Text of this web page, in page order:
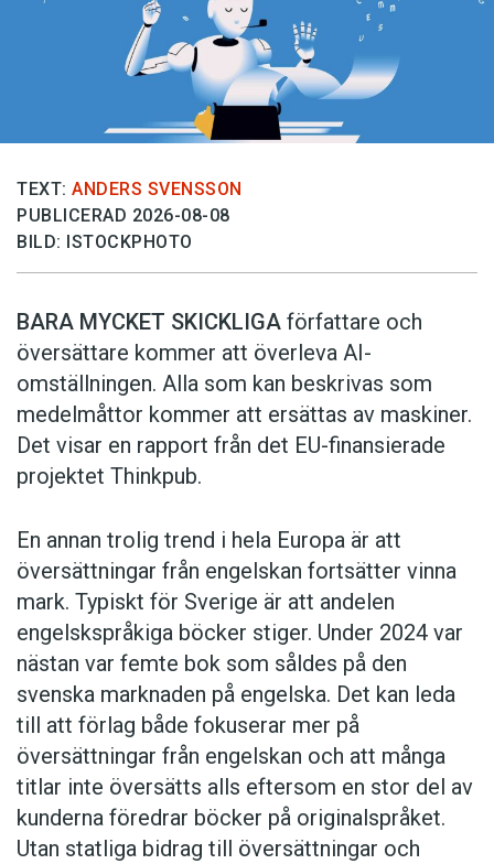
TEXT: ANDERS SVENSSON
PUBLICERAD 2026-08-08
BILD: ISTOCKPHOTO
BARA MYCKET SKICKLIGA författare och
översättare ­kommer att överleva AI-
omställningen. Alla som kan beskrivas som
medelmåttor kommer att ersättas av maskiner.
Det visar en rapport från det EU-finansierade
projektet Thinkpub.
En annan trolig trend i hela Europa är att
översättningar från engelskan fortsätter vinna
mark. Typiskt för Sverige är att andelen
engelskspråkiga böcker stiger. Under 2024 var
nästan var femte bok som såldes på den
svenska marknaden på engelska. Det kan leda
till att förlag både fokuserar mer på
översättningar från engelskan och att många
titlar inte översätts alls eftersom en stor del av
kunderna föredrar böcker på originalspråket.
Utan statliga bidrag till översättningar och